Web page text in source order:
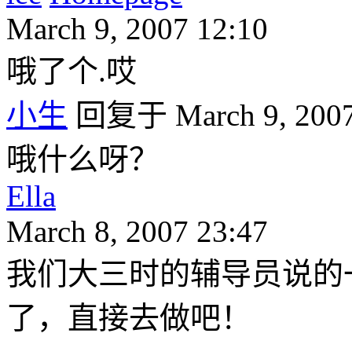
March 9, 2007 12:10
哦了个.哎
小生 回复于 March 9,
哦什么呀？
Ella
March 8, 2007 23:47
我们大三时的辅导员说
了，直接去做吧！